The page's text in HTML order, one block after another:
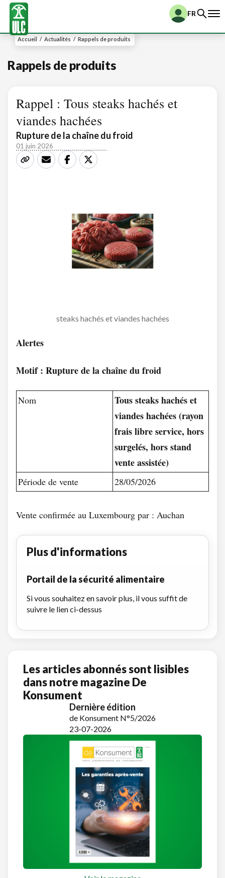
FR
Accueil / Actualités / Rappels de produits
Rappels de produits
Rappel : Tous steaks hachés et
viandes hachées
Rupture de la chaîne du froid
01 juin 2026
steaks hachés et viandes hachées
Alertes
Motif : Rupture de la chaîne du froid
Nom
Tous steaks hachés et
viandes hachées (rayon
frais libre service, hors
surgelés, hors stand
vente assistée)
Période de vente 28/05/2026
Vente confirmée au Luxembourg par : Auchan
Plus d'informations
Portail de la sécurité alimentaire
Si vous souhaitez en savoir plus, il vous suffit de
suivre le lien ci-dessus
Les articles abonnés sont lisibles
dans notre magazine De
Konsument
Dernière édition
de Konsument N°5/2026
23-07-2026